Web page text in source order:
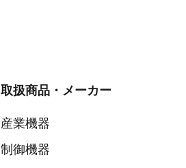
取扱商品・メーカー
産業機器
制御機器